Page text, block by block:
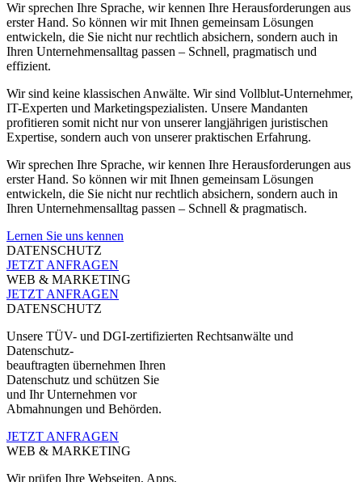
Wir sprechen Ihre Sprache, wir kennen Ihre Herausforderungen aus
erster Hand. So können wir mit Ihnen gemeinsam Lösungen
entwickeln, die Sie nicht nur rechtlich absichern, sondern auch in
Ihren Unternehmensalltag passen – Schnell, pragmatisch und
effizient.
Wir sind keine klassischen Anwälte. Wir sind Vollblut-Unternehmer,
IT-Experten und Marketingspezialisten. Unsere Mandanten
profitieren somit nicht nur von unserer langjährigen juristischen
Expertise, sondern auch von unserer praktischen Erfahrung.
Wir sprechen Ihre Sprache, wir kennen Ihre Herausforderungen aus
erster Hand. So können wir mit Ihnen gemeinsam Lösungen
entwickeln, die Sie nicht nur rechtlich absichern, sondern auch in
Ihren Unternehmensalltag passen – Schnell & pragmatisch.
Lernen Sie uns kennen
DATENSCHUTZ
JETZT ANFRAGEN
WEB & MARKETING
JETZT ANFRAGEN
DATENSCHUTZ
Unsere TÜV- und DGI-zertifizierten Rechtsanwälte und
Datenschutz-
beauftragten übernehmen Ihren
Datenschutz und schützen Sie
und Ihr Unternehmen vor
Abmahnungen und Behörden.
JETZT ANFRAGEN
WEB & MARKETING
Wir prüfen Ihre Webseiten, Apps,